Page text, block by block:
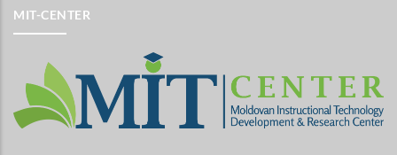
MIT-CENTER